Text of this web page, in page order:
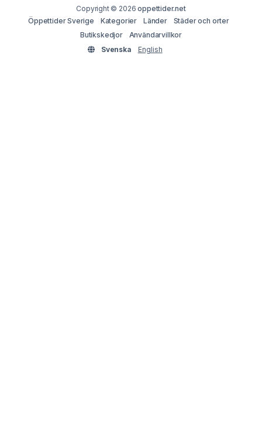
Copyright © 2026oppettider.net
Öppettider Sverige
Kategorier Länder
Städer och orter
Butikskedjor
Användarvillkor
Svenska
English